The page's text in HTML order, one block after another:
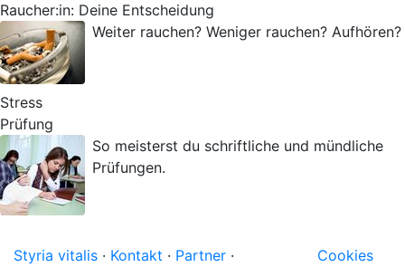
Raucher:in: Deine Entscheidung
Weiter rauchen? Weniger rauchen? Aufhören?
Stress
Prüfung
So meisterst du schriftliche und mündliche
Prüfungen.
Styria vitalis · Kontakt · Partner ·
Cookies